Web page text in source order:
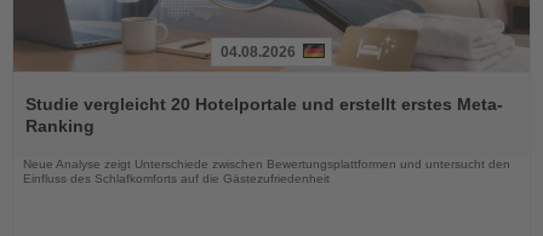
Sie
die
Nachrichten
04.08.2026
Studie vergleicht 20 Hotelportale und erstellt erstes Meta-
Ranking
Neue Analyse zeigt Unterschiede zwischen Bewertungsplattformen und untersucht den
Einfluss des Schlafkomforts auf die Gästezufriedenheit